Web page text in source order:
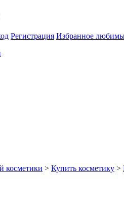
Регистрация Избранное
косметики > Купить косметику >